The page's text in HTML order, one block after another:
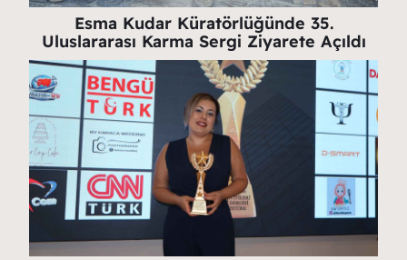
Esma Kudar Küratörlüğünde 35.
Uluslararası Karma Sergi Ziyarete Açıldı